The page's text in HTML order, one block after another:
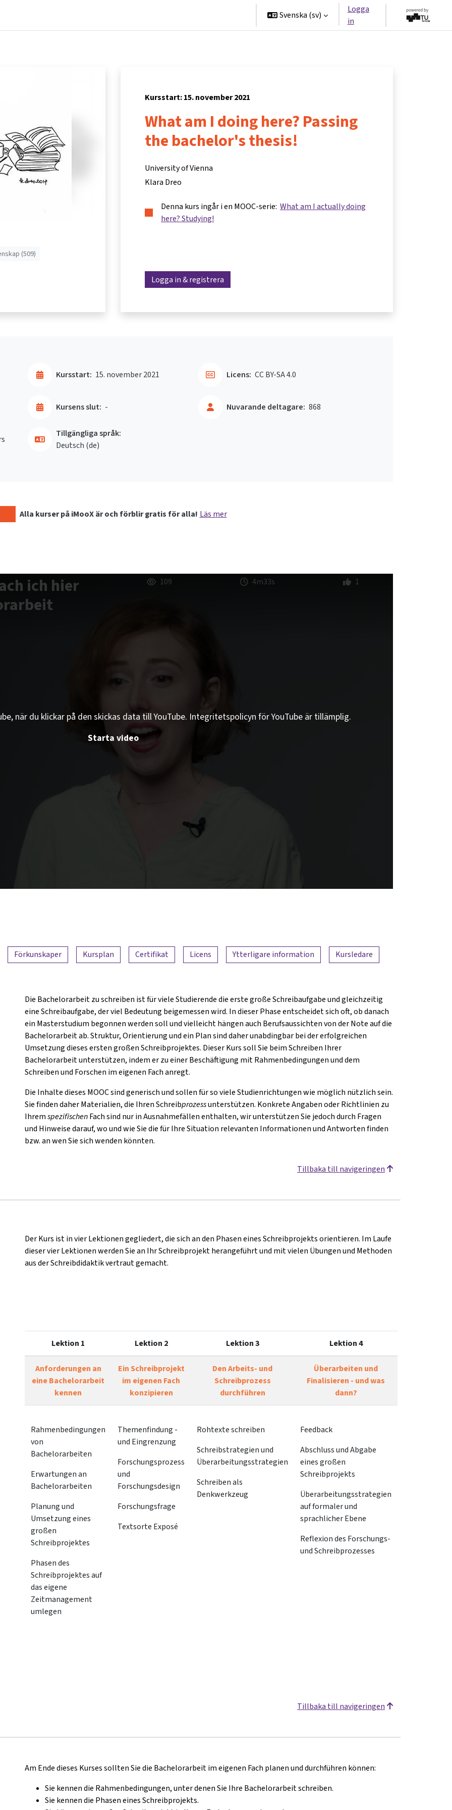
Svenska ‎(sv)‎
Logga
in
(509)
Kursstart: 15. november 2021
What am I doing here? Passing
the bachelor's thesis!
University of Vienna
Klara Dreo
Denna kurs ingår i en MOOC-serie: What am I actually doing
here? Studying!
Logga in & registrera
Kursstart: 15. november 2021
Kursens slut: - Nuvarande deltagare: 868
Licens: CC BY-SA 4.0
Tillgängliga språk:
Deutsch ‎(de)‎
Alla kurser på iMooX är och förblir gratis för alla! Läs mer
ich hier
109 4m33s 1
när du klickar på den skickas data till YouTube. Integritetspolicyn för YouTube är tillämplig.
Starta video
Förkunskaper Kursplan Certifikat Licens Ytterligare information Kursledare
Die Bachelorarbeit zu schreiben ist für viele Studierende die erste große Schreibaufgabe und gleichzeitig
eine Schreibaufgabe, der viel Bedeutung beigemessen wird. In dieser Phase entscheidet sich oft, ob danach
ein Masterstudium begonnen werden soll und vielleicht hängen auch Berufsaussichten von der Note auf die
Bachelorarbeit ab. Struktur, Orientierung und ein Plan sind daher unabdingbar bei der erfolgreichen
Umsetzung dieses ersten großen Schreibprojektes. Dieser Kurs soll Sie beim Schreiben Ihrer
Bachelorarbeit unterstützen, indem er zu einer Beschäftigung mit Rahmenbedingungen und dem
Schreiben und Forschen im eigenen Fach anregt.
Die Inhalte dieses MOOC sind generisch und sollen für so viele Studienrichtungen wie möglich nützlich sein.
Sie finden daher Materialien, die Ihren Schreibprozessunterstützen. Konkrete Angaben oder Richtlinien zu
IhremspezifischenFach sind nur in Ausnahmefällen enthalten, wir unterstützen Sie jedoch durch Fragen
und Hinweise darauf, wo und wie Sie die für Ihre Situation relevanten Informationen und Antworten finden
bzw. an wen Sie sich wenden könnten.
Tillbaka till navigeringen
Der Kurs ist in vier Lektionen gegliedert, die sich an den Phasen eines Schreibprojekts orientieren. Im Laufe
dieser vier Lektionen werden Sie an Ihr Schreibprojekt herangeführt und mit vielen Übungen und Methoden
aus der Schreibdidaktik vertraut gemacht.
Lektion 1 Lektion 2 Lektion 3 Lektion 4
Anforderungen an
eine Bachelorarbeit
kennen
Ein Schreibprojekt
im eigenen Fach
konzipieren
Den Arbeits- und
Schreibprozess
durchführen
Überarbeiten und
Finalisieren - und was
dann?
Rahmenbedingungen
von
Bachelorarbeiten
Erwartungen an
Bachelorarbeiten
Planung und
Umsetzung eines
großen
Schreibprojektes
Phasen des
Schreibprojektes auf
das eigene
Zeitmanagement
umlegen
Themenfindung -
und Eingrenzung
Forschungsprozess
und
Forschungsdesign
Forschungsfrage
Textsorte Exposé
Rohtexte schreiben
Schreibstrategien und
Überarbeitungsstrategien
Schreiben als
Denkwerkzeug
Feedback
Abschluss und Abgabe
eines großen
Schreibprojekts
Überarbeitungsstrategien
auf formaler und
sprachlicher Ebene
Reflexion des Forschungs-
und Schreibprozesses
Tillbaka till navigeringen
Am Ende dieses Kurses sollten Sie die Bachelorarbeit im eigenen Fach planen und durchführen können:
Sie kennen die Rahmenbedingungen, unter denen Sie Ihre Bachelorarbeit schreiben.
Sie kennen die Phasen eines Schreibprojekts.